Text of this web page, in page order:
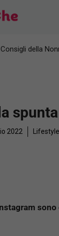
Consigli della
2022 Lifestyle